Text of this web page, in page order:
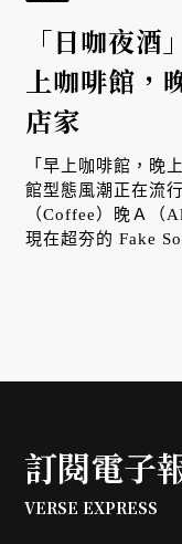
「日咖夜
上咖啡館，
店家
「早上咖啡館，晚
館型態風潮正在流
（Coffee）晚Ａ（
現在超夯的 Fake
訂閱電子
VERSE EXPRESS